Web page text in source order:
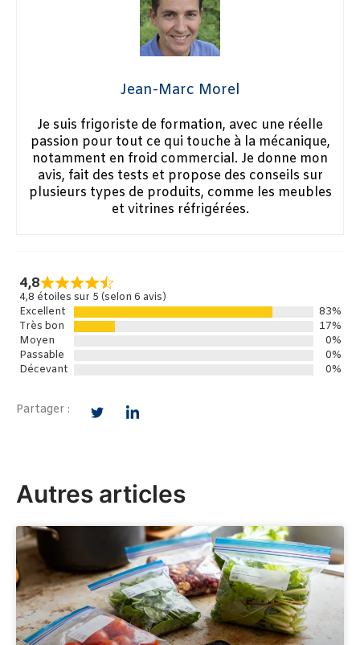
Jean-Marc Morel
Je suis frigoriste de formation, avec une réelle
passion pour tout ce qui touche à la mécanique,
notamment en froid commercial. Je donne mon
avis, fait des tests et propose des conseils sur
plusieurs types de produits, comme les meubles
et vitrines réfrigérées.
4,8
4,8 étoiles sur 5 (selon 6 avis)
Excellent
83%
Très bon
17%
Moyen
0%
Passable
0%
Décevant
0%
Partager :
Autres articles